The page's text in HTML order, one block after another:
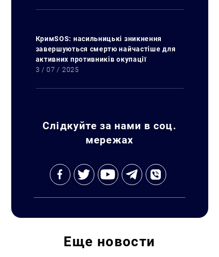
КримSOS: насильницькі зникнення
завершуються смертю найчастіше для
активних противників окупації
3 / 07 / 2025
Слідкуйте за нами в соц.
мережах
Еще новости